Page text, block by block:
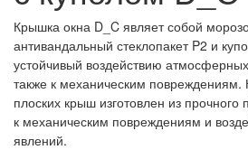
Крышка окна D_C являет собой
антивандальный стеклопакет P2 и
устойчивый воздействию
также к механическим повреждениям.
плоских крыш изготовлен из прочного
к механическим повреждениям и
явлений.